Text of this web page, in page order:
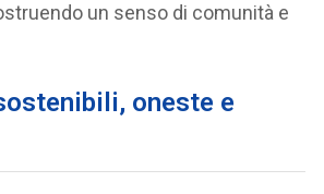
un senso di comunità e
oneste e